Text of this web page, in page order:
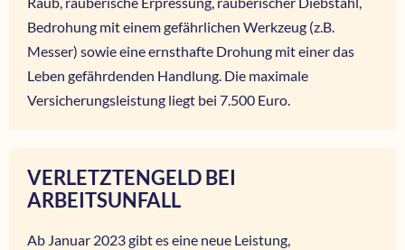
Bedrohung mit einem gefährlichen Werkzeug (z.B.
Messer) sowie eine ernsthafte Drohung mit einer das
Leben gefährdenden Handlung. Die maximale
Versicherungsleistung liegt bei 7.500 Euro.
VERLETZTENGELD BEI
ARBEITSUNFALL
Ab Januar 2023 gibt es eine neue Leistung,